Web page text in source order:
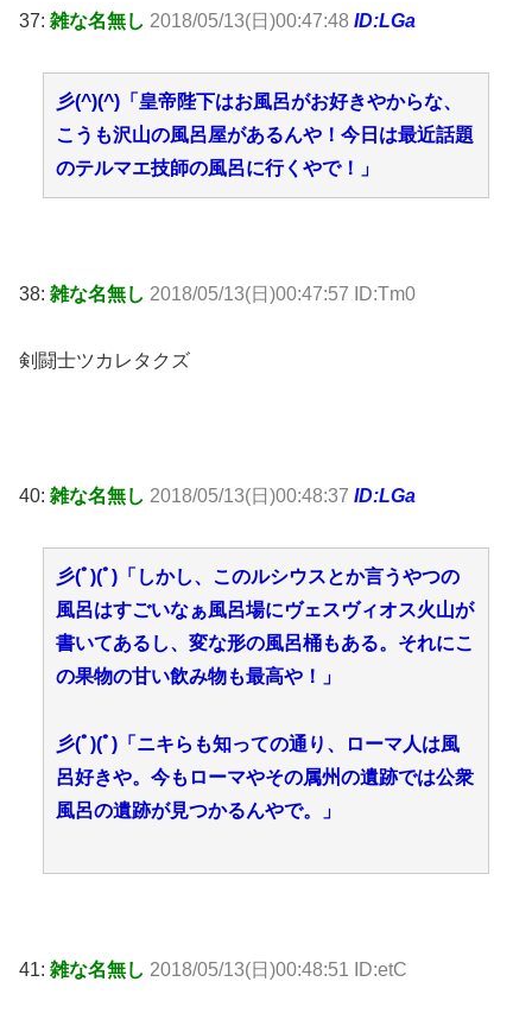
37: 雑な名無し 2018/05/13(日)00:47:48 ID:LGa
彡(^)(^)「皇帝陛下はお風呂がお好きやからな、
こうも沢山の風呂屋があるんや！今日は最近話題
のテルマエ技師の風呂に行くやで！」
38: 雑な名無し 2018/05/13(日)00:47:57 ID:Tm0
剣闘士ツカレタクズ
40: 雑な名無し 2018/05/13(日)00:48:37 ID:LGa
彡(ﾟ)(ﾟ)「しかし、このルシウスとか言うやつの
風呂はすごいなぁ風呂場にヴェスヴィオス火山が
書いてあるし、変な形の風呂桶もある。それにこ
の果物の甘い飲み物も最高や！」
彡(ﾟ)(ﾟ)「ニキらも知っての通り、ローマ人は風
呂好きや。今もローマやその属州の遺跡では公衆
風呂の遺跡が見つかるんやで。」
41: 雑な名無し 2018/05/13(日)00:48:51 ID:etC